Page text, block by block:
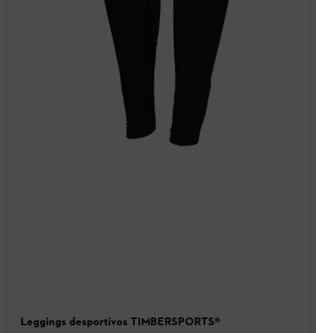
Leggings desportivos TIMBERSPORTS®